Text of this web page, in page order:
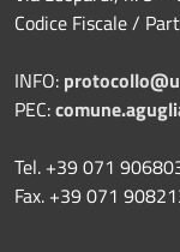
Codice Fiscale /
INFO:
PEC:
Tel. +39 071
Fax. +39 071